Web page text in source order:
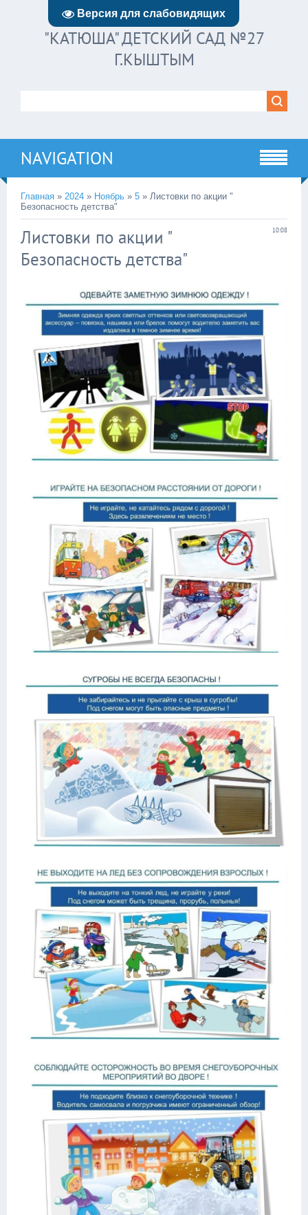
Версия для слабовидящих
"КАТЮША" ДЕТСКИЙ САД №27
Г.КЫШТЫМ
NAVIGATION
Главная » 2024 » Ноябрь » 5 » Листовки по акции "
Безопасность детства"
10:08
Листовки по акции "
Безопасность детства"